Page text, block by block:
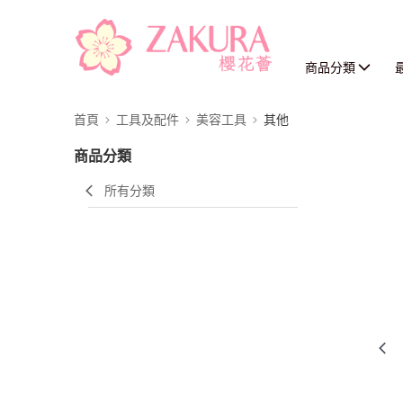
商品分類
首頁 工具及配件 美容工具 其他
商品分類
所有分類